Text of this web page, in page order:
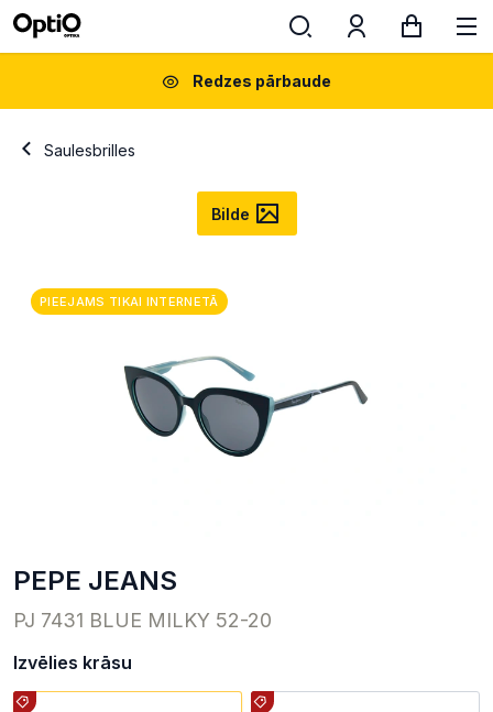
Redzes pārbaude
Saulesbrilles
Bilde
PIEEJAMS TIKAI INTERNETĀ
PEPE JEANS
PJ 7431 BLUE MILKY 52-20
Izvēlies krāsu